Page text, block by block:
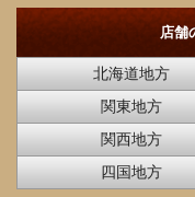
店舗
北海道地方
関東地方
関西地方
四国地方